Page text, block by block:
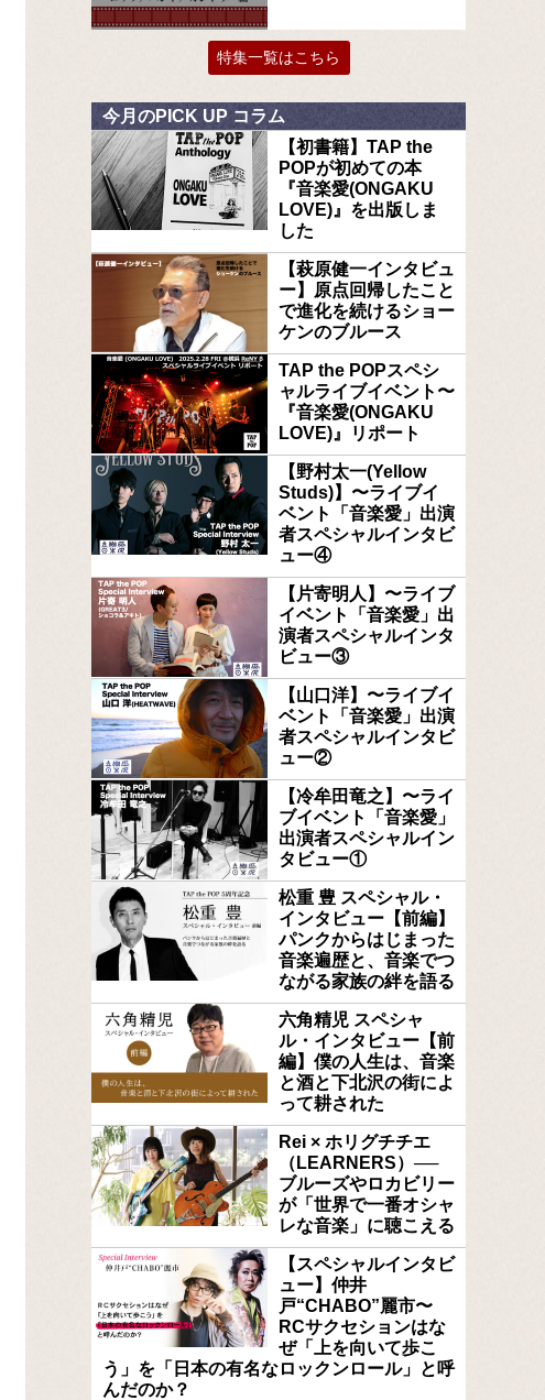
特集一覧はこちら
今月のPICK UP コラム
【初書籍】TAP the
POPが初めての本
『音楽愛(ONGAKU
LOVE)』を出版しま
した
【萩原健一インタビュ
ー】原点回帰したこと
で進化を続けるショー
ケンのブルース
TAP the POPスペシ
ャルライブイベント〜
『音楽愛(ONGAKU
LOVE)』リポート
【野村太一(Yellow
Studs)】〜ライブイ
ベント「音楽愛」出演
者スペシャルインタビ
ュー④
【片寄明人】〜ライブ
イベント「音楽愛」出
演者スペシャルインタ
ビュー③
【山口洋】〜ライブイ
ベント「音楽愛」出演
者スペシャルインタビ
ュー②
【冷牟田竜之】〜ライ
ブイベント「音楽愛」
出演者スペシャルイン
タビュー①
松重 豊 スペシャル・
インタビュー【前編】
パンクからはじまった
音楽遍歴と、音楽でつ
ながる家族の絆を語る
六角精児 スペシャ
ル・インタビュー【前
編】僕の人生は、音楽
と酒と下北沢の街によ
って耕された
Rei × ホリグチチエ
（LEARNERS）──
ブルーズやロカビリー
が「世界で一番オシャ
レな音楽」に聴こえる
【スペシャルインタビ
ュー】仲井
戸“CHABO”麗市〜
RCサクセションはな
ぜ「上を向いて歩こ
う」を「日本の有名なロックンロール」と呼
んだのか？